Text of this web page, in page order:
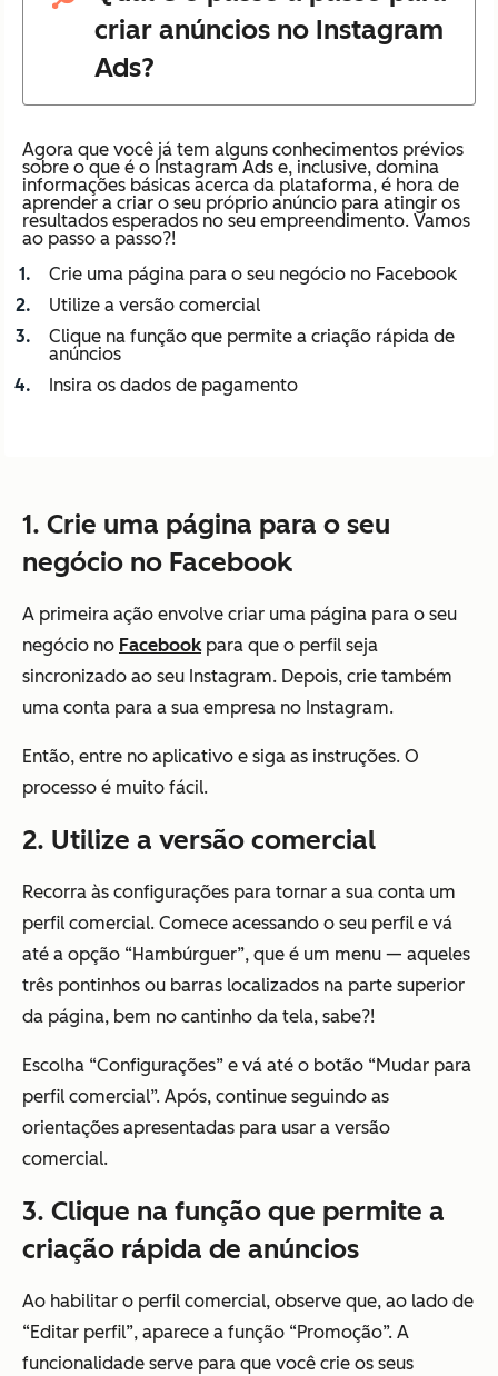
criar anúncios no Instagram
Ads?
Agora que você já tem alguns conhecimentos prévios
sobre o que é o Instagram Ads e, inclusive, domina
informações básicas acerca da plataforma, é hora de
aprender a criar o seu próprio anúncio para atingir os
resultados esperados no seu empreendimento. Vamos
ao passo a passo?!
Crie uma página para o seu negócio no Facebook
Utilize a versão comercial
Clique na função que permite a criação rápida de
anúncios
Insira os dados de pagamento
1. Crie uma página para o seu
negócio no Facebook
A primeira ação envolve criar uma página para o seu
negócio no Facebookpara que o perfil seja
sincronizado ao seu Instagram. Depois, crie também
uma conta para a sua empresa no Instagram.
Então, entre no aplicativo e siga as instruções. O
processo é muito fácil.
2. Utilize a versão comercial
Recorra às configurações para tornar a sua conta um
perfil comercial. Comece acessando o seu perfil e vá
até a opção “Hambúrguer”, que é um menu — aqueles
três pontinhos ou barras localizados na parte superior
da página, bem no cantinho da tela, sabe?!
Escolha “Configurações” e vá até o botão “Mudar para
perfil comercial”. Após, continue seguindo as
orientações apresentadas para usar a versão
comercial.
3. Clique na função que permite a
criação rápida de anúncios
Ao habilitar o perfil comercial, observe que, ao lado de
“Editar perfil”, aparece a função “Promoção”. A
funcionalidade serve para que você crie os seus